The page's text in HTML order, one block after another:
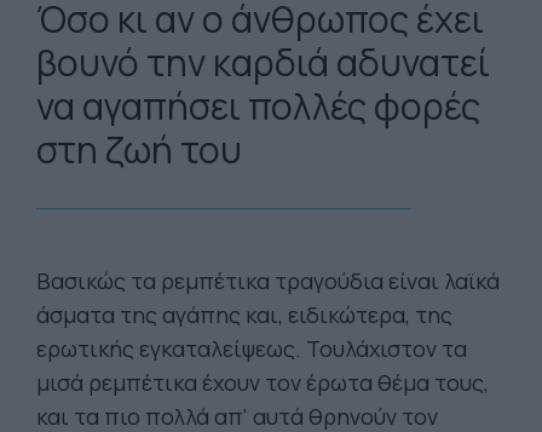
Όσο κι αν ο άνθρωπος έχει
βουνό την καρδιά αδυνατεί
να αγαπήσει πολλές φορές
στη ζωή του
Βασικώς τα ρεμπέτικα τραγούδια είναι λαϊκά
άσματα της αγάπης και, ειδικώτερα, της
ερωτικής εγκαταλείψεως. Τουλάχιστον τα
μισά ρεμπέτικα έχουν τον έρωτα θέμα τους,
και τα πιο πολλά απ' αυτά θρηνούν τον